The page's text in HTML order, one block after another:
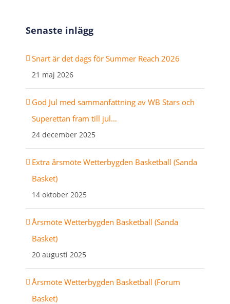
Senaste inlägg
Snart är det dags för Summer Reach 2026
21 maj 2026
God Jul med sammanfattning av WB Stars och
Superettan fram till jul…
24 december 2025
Extra årsmöte Wetterbygden Basketball (Sanda
Basket)
14 oktober 2025
Årsmöte Wetterbygden Basketball (Sanda
Basket)
20 augusti 2025
Årsmöte Wetterbygden Basketball (Forum
Basket)